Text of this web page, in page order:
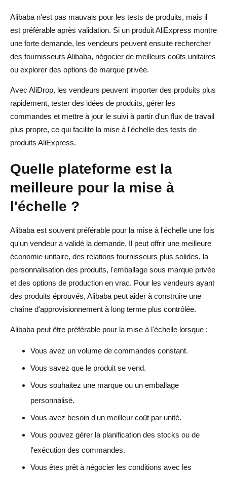
Alibaba n'est pas mauvais pour les tests de produits, mais il
est préférable après validation. Si un produit AliExpress montre
une forte demande, les vendeurs peuvent ensuite rechercher
des fournisseurs Alibaba, négocier de meilleurs coûts unitaires
ou explorer des options de marque privée.
Avec AliDrop, les vendeurs peuvent importer des produits plus
rapidement, tester des idées de produits, gérer les
commandes et mettre à jour le suivi à partir d'un flux de travail
plus propre, ce qui facilite la mise à l'échelle des tests de
produits AliExpress.
Quelle plateforme est la
meilleure pour la mise à
l'échelle ?
Alibaba est souvent préférable pour la mise à l'échelle une fois
qu'un vendeur a validé la demande. Il peut offrir une meilleure
économie unitaire, des relations fournisseurs plus solides, la
personnalisation des produits, l'emballage sous marque privée
et des options de production en vrac. Pour les vendeurs ayant
des produits éprouvés, Alibaba peut aider à construire une
chaîne d'approvisionnement à long terme plus contrôlée.
Alibaba peut être préférable pour la mise à l'échelle lorsque :
Vous avez un volume de commandes constant.
Vous savez que le produit se vend.
Vous souhaitez une marque ou un emballage
personnalisé.
Vous avez besoin d'un meilleur coût par unité.
Vous pouvez gérer la planification des stocks ou de
l'exécution des commandes.
Vous êtes prêt à négocier les conditions avec les